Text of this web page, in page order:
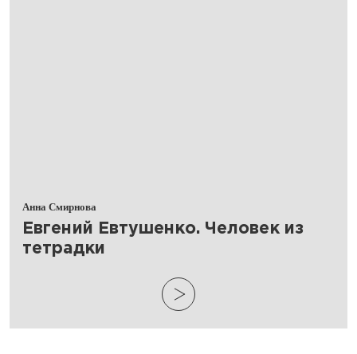
Анна Смирнова
Евгений Евтушенко. Человек из
тетрадки